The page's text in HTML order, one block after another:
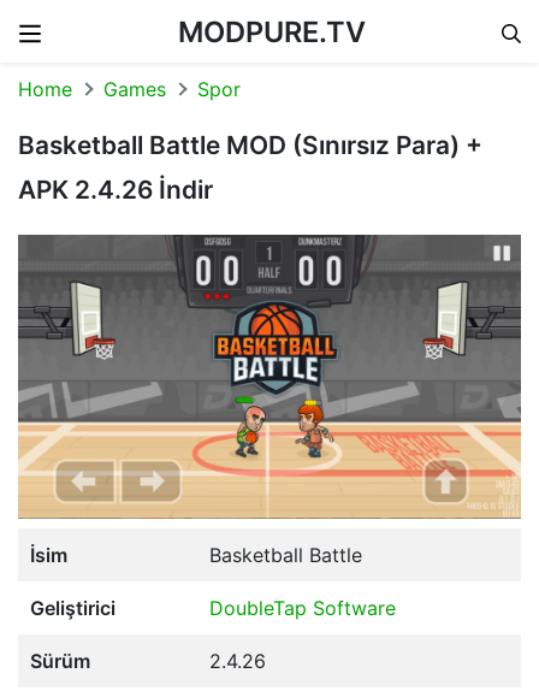
MODPURE.TV
Home Games Spor
Basketball Battle MOD (Sınırsız Para) +
APK 2.4.26 İndir
İsim Basketball Battle
Geliştirici DoubleTap Software
Sürüm 2.4.26